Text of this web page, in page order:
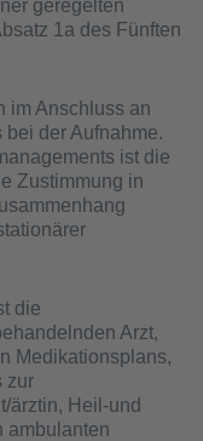
geregelten
1a des Fünften
im Anschluss an
der Aufnahme.
ist die
Zustimmung in
die
Arzt,
Medikationsplans,
zur
ärztin, Heil-und
ambulanten